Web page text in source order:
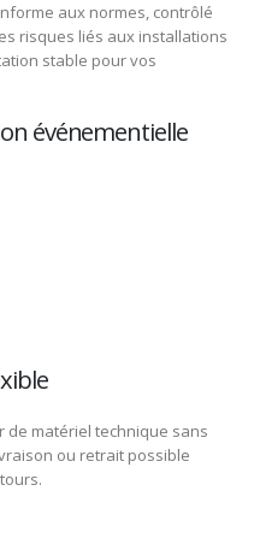
aux normes, contrôlé
risques liés aux installations
stable pour vos
événementielle
de matériel technique sans
ou retrait possible